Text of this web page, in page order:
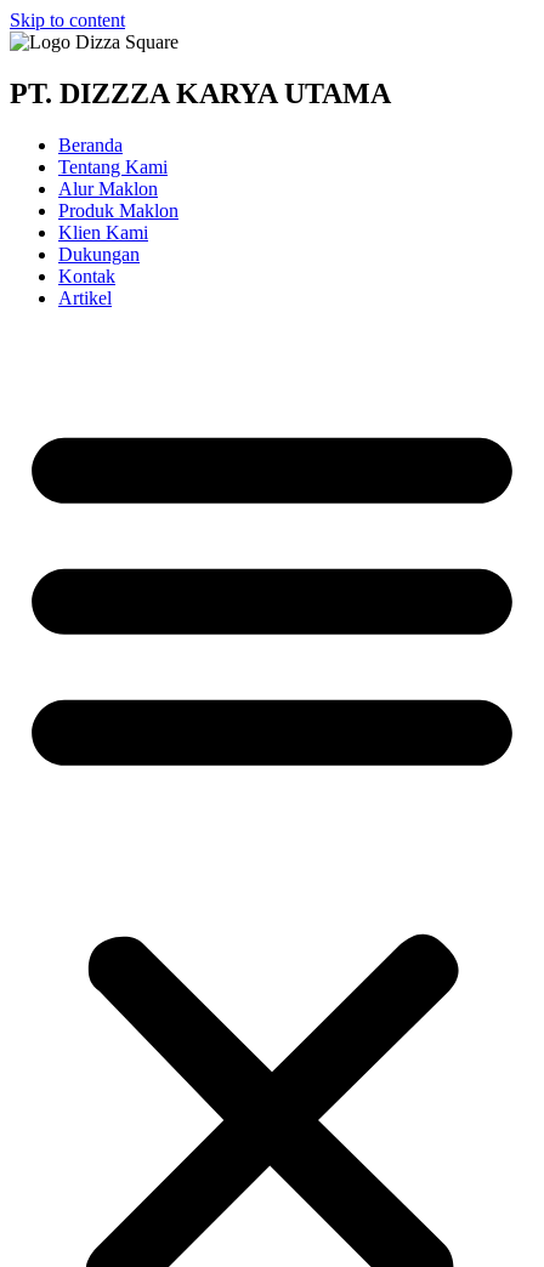
Skip to content
PT. DIZZZA KARYA UTAMA
Beranda
Tentang Kami
Alur Maklon
Produk Maklon
Klien Kami
Dukungan
Kontak
Artikel